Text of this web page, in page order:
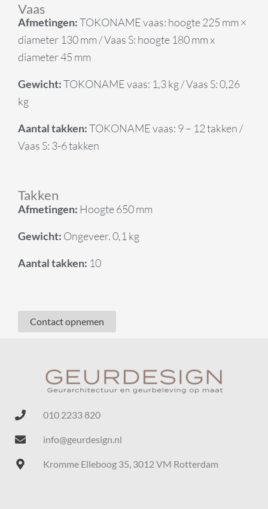
Vaas
Afmetingen:TOKONAME vaas: hoogte 225 mm ×
diameter 130 mm / Vaas S: hoogte 180 mm x
diameter 45 mm
Gewicht:TOKONAME vaas: 1,3 kg / Vaas S: 0,26
kg
Aantal takken:TOKONAME vaas: 9 – 12 takken /
Vaas S: 3-6 takken
Takken
Afmetingen: Hoogte 650 mm
Gewicht: Ongeveer. 0,1 kg
Aantal takken: 10
Contact opnemen
010 2233 820
info@geurdesign.nl
Kromme Elleboog 35, 3012 VM Rotterdam